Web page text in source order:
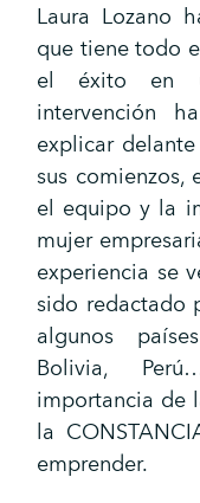
Laura Lozano
que tiene todo
el éxito en
intervención
explicar
sus comienzos,
el equipo y la
mujer
experiencia se
sido redactado
algunos
Bolivia,
importancia de
la
emprender.